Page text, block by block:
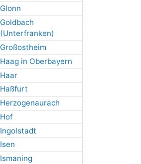
Glonn
Goldbach
(Unterfranken)
Großostheim
Haag in Oberbayern
Haar
Haßfurt
Herzogenaurach
Hof
Ingolstadt
Isen
Ismaning